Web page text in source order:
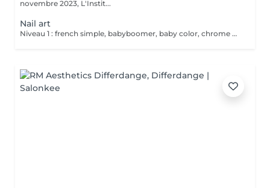
novembre 2023, L'Instit...
Nail art
Niveau 1 : french simple, babyboomer, baby color, chrome uni, effet marbre, feuille d'or, nail art graphique une couleur, strass simple, effet bloom Niveau 2 : effet pull, incrustations de paillettes, dégradé 2 couleurs, strass complexe, effet turtoise, nail art graphique 2 couleurs. Niveau 3 : french reverse, french revisitée, 3D chrome, combinaison nail art, 3D sculp Niveau 4 : sur devis